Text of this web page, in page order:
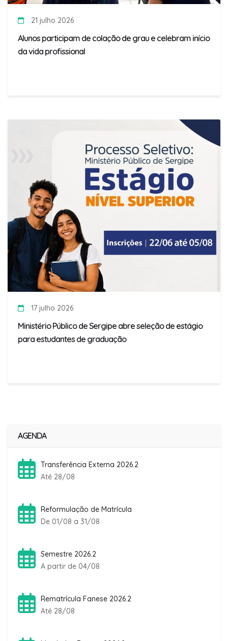
21 julho 2026
Alunos participam de colação de grau e celebram início
da vida profissional
17 julho 2026
Ministério Público de Sergipe abre seleção de estágio
para estudantes de graduação
AGENDA
Transferência Externa 2026.2
Até 28/08
Reformulação de Matrícula
De 01/08 a 31/08
Semestre 2026.2
A partir de 04/08
Rematrícula Fanese 2026.2
Até 28/08